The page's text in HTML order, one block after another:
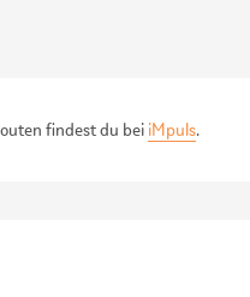
findest du bei iMpuls.